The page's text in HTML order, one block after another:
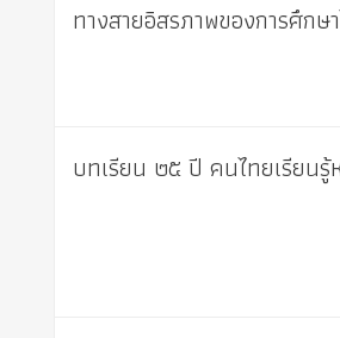
ทางสายอิสรภาพของการศึกษ
บทเรียน ๒๕ ปี คนไทยเรียนรู้